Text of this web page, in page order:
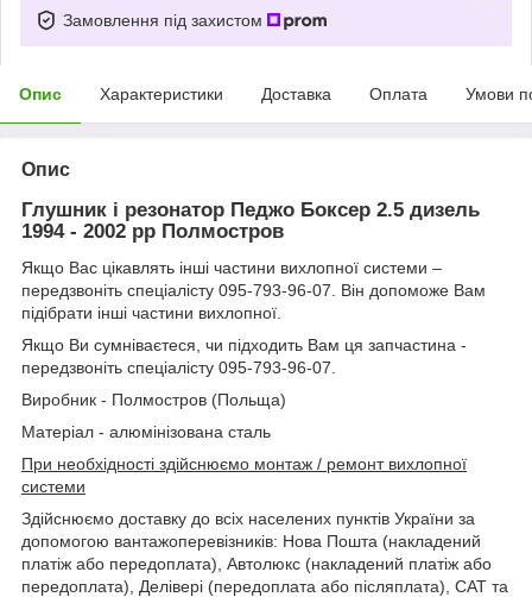
Замовлення під захистом
Опис Характеристики Доставка Оплата Умови
Опис
Глушник і резонатор Педжо Боксер 2.5 дизель
1994 - 2002 рр Полмостров
Якщо Вас цікавлять інші частини вихлопної системи –
передзвоніть спеціалісту 095-793-96-07. Він допоможе Вам
підібрати інші частини вихлопної.
Якщо Ви сумніваєтеся, чи підходить Вам ця запчастина -
передзвоніть спеціалісту 095-793-96-07.
Виробник - Полмостров (Польща)
Матеріал - алюмінізована сталь
При необхідності здійснюємо монтаж / ремонт вихлопної
системи
Здійснюємо доставку до всіх населених пунктів України за
допомогою вантажоперевізників: Нова Пошта (накладений
платіж або передоплата), Автолюкс (накладений платіж або
передоплата), Делівері (передоплата або післяплата), САТ та